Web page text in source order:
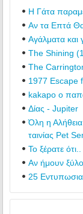
Η Γάτα
Αν τα Επτά
Αγάλματα και
The Shining
The
1977 Escape
kakapo ο
Δίας - Jupiter
Όλη η
ταινίας Pet
Το ξέρατε
Αν ήμουν
25